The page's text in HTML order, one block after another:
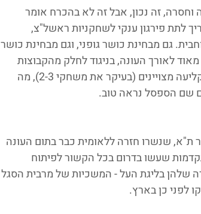
וחסרה, זה נכון, אבל זה לא בהכרח אומר
לתת פירגון ענקי לשחקניות ראשל"צ,
גם מבחינת כושר גופני, וגם מבחינת כושר
לאורך העונה, בניגוד לחלק מהקבוצות
האחרות. ראשל"צ פתחה כל אחד מהמשחקים עם אחוזי קליעה מצויינים (בעיקר את משחקי 2-3), מה
שם הספסל נראה טוב.
ת"א, שנשרו חזרה ללאומית כבר בתום העונה
שעשו בדרום בכל הקשור לפיתוח
שלהן בליגת העל - המשכיות של מרבית הסגל
לפני כן בארץ.